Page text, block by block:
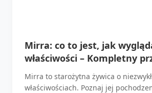
Mirra: co to jest, jak
właściwości – Kompletny
Mirra to starożytna żywica o
właściwościach. Poznaj jej